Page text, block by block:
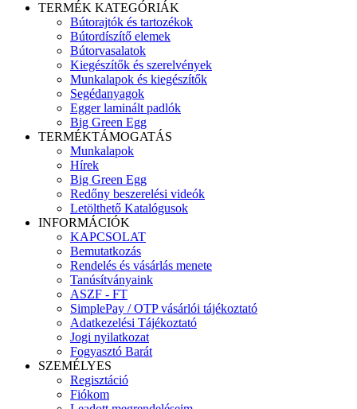
TERMÉK KATEGÓRIÁK
Bútorajtók és tartozékok
Bútordíszítő elemek
Bútorvasalatok
Kiegészítők és szerelvények
Munkalapok és kiegészítők
Segédanyagok
Egger laminált padlók
Big Green Egg
TERMÉKTÁMOGATÁS
Munkalapok
Hírek
Big Green Egg
Redőny beszerelési videók
Letölthető Katalógusok
INFORMÁCIÓK
KAPCSOLAT
Bemutatkozás
Rendelés és vásárlás menete
Tanúsítványaink
ASZF - FT
SimplePay / OTP vásárlói tájékoztató
Adatkezelési Tájékoztató
Jogi nyilatkozat
Fogyasztó Barát
SZEMÉLYES
Regisztáció
Fiókom